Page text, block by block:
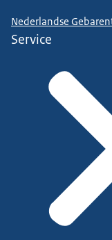
Nederlandse
Service